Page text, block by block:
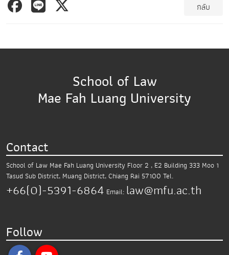
กลับ
School of Law
Mae Fah Luang University
Contact
School of Law Mae Fah Luang University Floor 2 , E2 Building 333 Moo 1
Tasud Sub District, Muang District, Chiang Rai 57100 Tel.
+66(0)-5391-6864 Email: law@mfu.ac.th
Follow